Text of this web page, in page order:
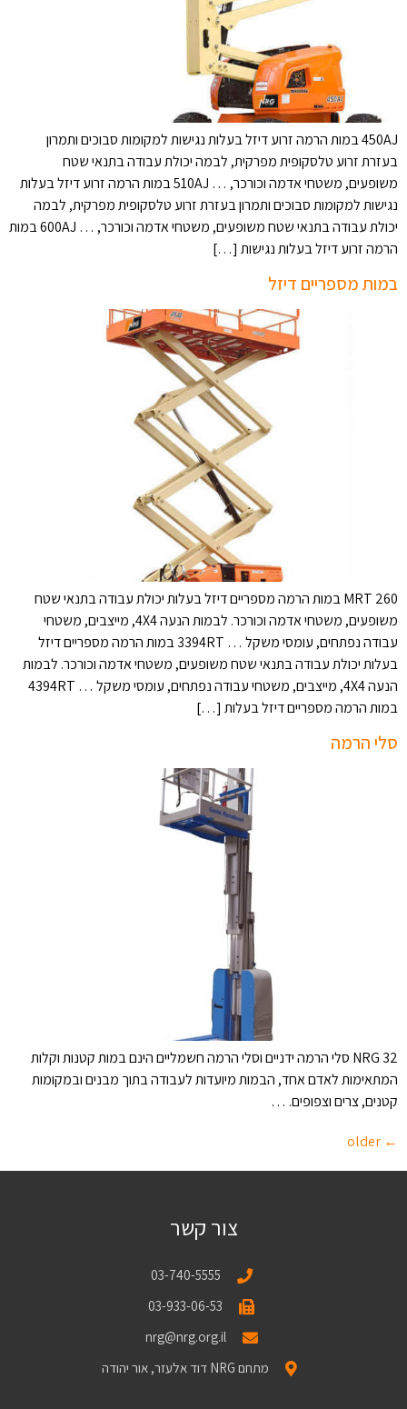
450AJ במות הרמה זרוע דיזל בעלות נגישות למקומות סבוכים ותמרון
בעזרת זרוע טלסקופית מפרקית, לבמה יכולת עבודה בתנאי שטח
משופעים, משטחי אדמה וכורכר, … 510AJ במות הרמה זרוע דיזל בעלות
נגישות למקומות סבוכים ותמרון בעזרת זרוע טלסקופית מפרקית, לבמה
יכולת עבודה בתנאי שטח משופעים, משטחי אדמה וכורכר, … 600AJ במות
הרמה זרוע דיזל בעלות נגישות […]
במות מספריים דיזל
260 MRT במות הרמה מספריים דיזל בעלות יכולת עבודה בתנאי שטח
משופעים, משטחי אדמה וכורכר. לבמות הנעה 4X4, מייצבים, משטחי
עבודה נפתחים, עומסי משקל … 3394RT במות הרמה מספריים דיזל
בעלות יכולת עבודה בתנאי שטח משופעים, משטחי אדמה וכורכר. לבמות
הנעה 4X4, מייצבים, משטחי עבודה נפתחים, עומסי משקל … 4394RT
במות הרמה מספריים דיזל בעלות […]
סלי הרמה
NRG 32 סלי הרמה ידניים וסלי הרמה חשמליים הינם במות קטנות וקלות
המתאימות לאדם אחד, הבמות מיועדות לעבודה בתוך מבנים ובמקומות
קטנים, צרים וצפופים. …
←
צור קשר
03-740-5555
03-933-06-53
nrg@nrg.org.il
מתחם NRG דוד אלעזר, אור יהודה